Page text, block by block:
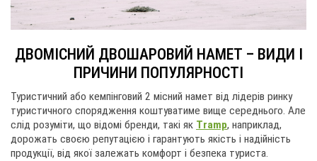
ДВОМІСНИЙ ДВОШАРОВИЙ НАМЕТ – ВИДИ І
ПРИЧИНИ ПОПУЛЯРНОСТІ
Туристичний або кемпінговий 2 місний намет від лідерів ринку
туристичного спорядження коштуватиме вище середнього. Але
слід розуміти, що відомі бренди, такі як Tramp, наприклад,
дорожать своєю репутацією і гарантують якість і надійність
продукції, від якої залежать комфорт і безпека туриста.